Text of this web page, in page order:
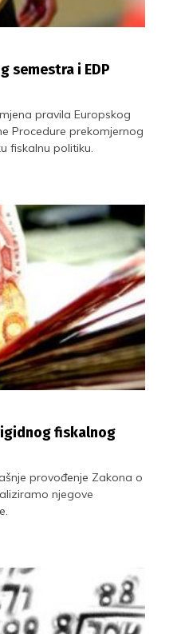
semestra i EDP
pravila Europskog
Procedure prekomjernog
fiskalnu politiku.
fiskalnog
provođenje Zakona o
njegove